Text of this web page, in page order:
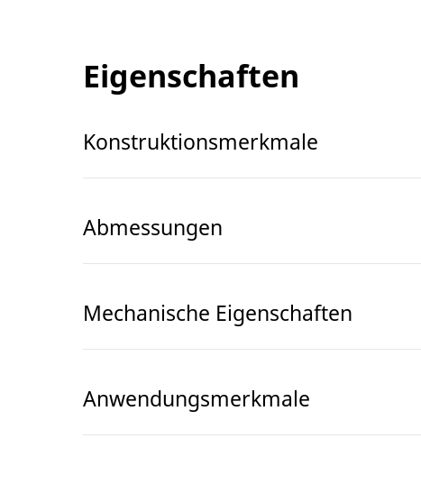
Eigenschaften
Konstruktionsmerkmale
Abmessungen
Mechanische Eigenschaften
Anwendungsmerkmale